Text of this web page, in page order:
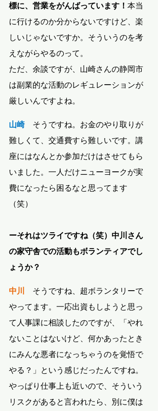
標に、営業をがんばっています！ 本当
に行けるのか分からないですけど、楽
しいじゃないですか。そういうのを考
えながらやるのって。
ただ、余談ですが、山崎さんの静岡市
は副業的な活動のレギュレーションが
厳しいんですよね。
山崎 そうですね。お金のやり取りが
難しくて、交通費すら難しいです。講
座にはなんとか参加だけはさせてもら
いました。一人だけニューヨークが実
費になったら困るなと思ってます
（笑）
ーそれはツライですね（笑）中川さん
の家守舎での活動もボランティアでし
ょうか？
中川
そうですね、超ボランタリーで
やってます。一応出資もしようと思っ
て人事課に相談したのですが、「やれ
ないことはないけど、何かあったとき
にみんな悪者になっちゃうのを覚悟で
やる？」という感じだったんですね。
やっぱり仕事上も近いので、そういう
リスクがあると言われたら、別に僕は